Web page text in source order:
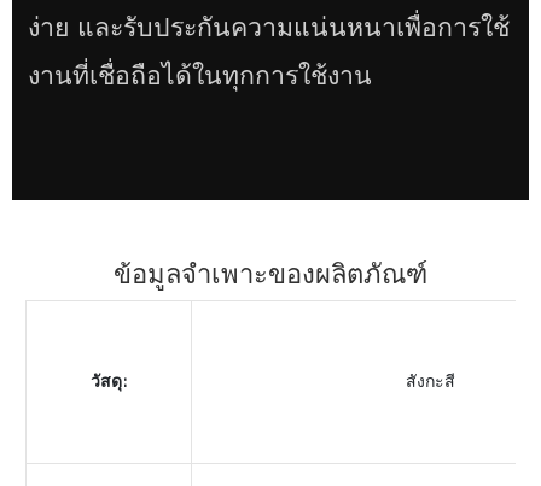
ง่าย และรับประกันความแน่นหนาเพื่อการใช้
งานที่เชื่อถือได้ในทุกการใช้งาน
ข้อมูลจำเพาะของผลิตภัณฑ์
วัสดุ: สังกะสี